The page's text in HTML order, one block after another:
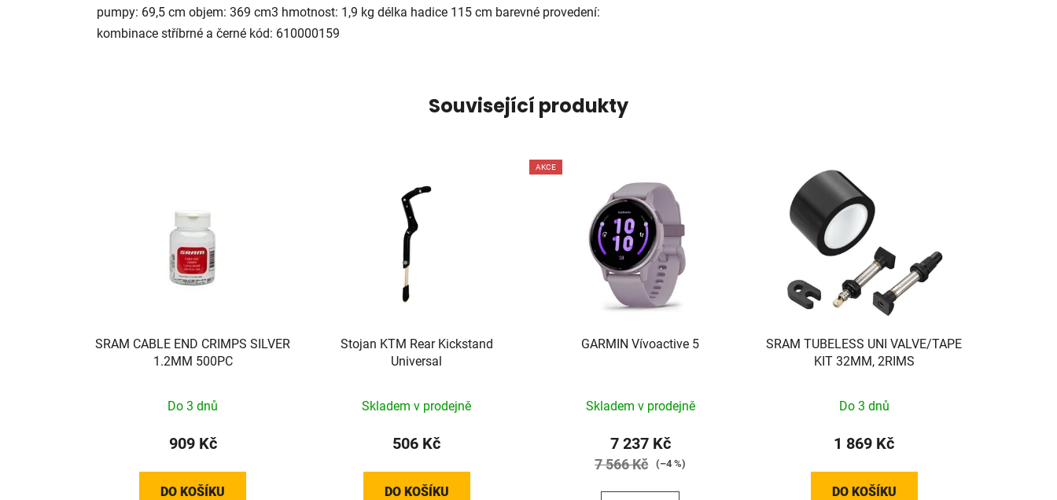
pumpy: 69,5 cm objem: 369 cm3 hmotnost: 1,9 kg délka hadice 115 cm barevné provedení:
kombinace stříbrné a černé kód: 610000159
Související produkty
SRAM CABLE END CRIMPS SILVER
1.2MM 500PC
Do 3 dnů
909 Kč
DO KOŠÍKU
Stojan KTM Rear Kickstand
Universal
Skladem v prodejně
506 Kč
DO KOŠÍKU
AKCE
GARMIN Vívoactive 5
Skladem v prodejně
7 237 Kč
7 566 Kč (–4 %)
SRAM TUBELESS UNI VALVE/TAPE
KIT 32MM, 2RIMS
Do 3 dnů
1 869 Kč
DO KOŠÍKU